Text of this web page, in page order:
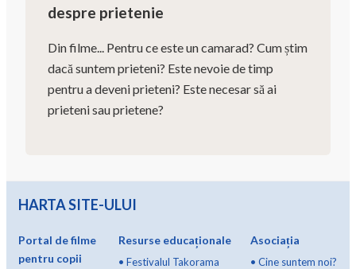
despre prietenie
Din filme... Pentru ce este un camarad? Cum știm
dacă suntem prieteni? Este nevoie de timp
pentru a deveni prieteni? Este necesar să ai
prieteni sau prietene?
HARTA SITE-ULUI
Portal de filme
pentru copii
Resurse educaționale
• Festivalul Takorama
Asociația
•Cine suntem noi?